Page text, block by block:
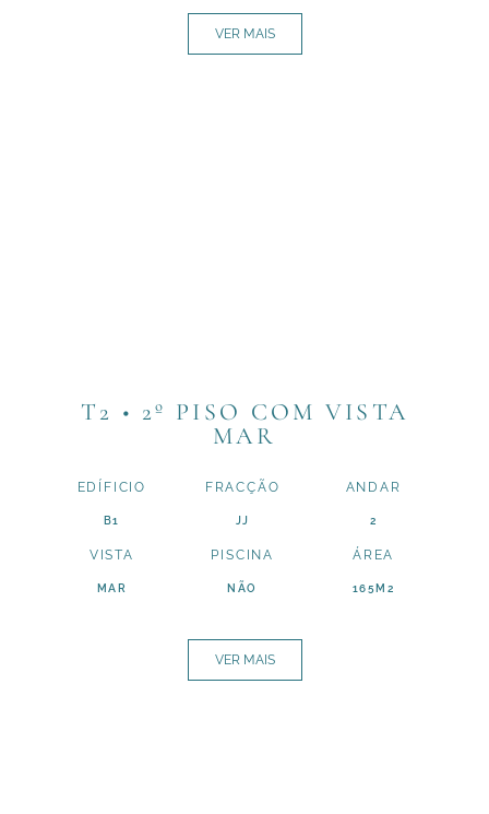
VER MAIS
T2 • 2º PISO COM VISTA
MAR
EDÍFICIO
B1
FRACÇÃO
JJ
ANDAR
2
VISTA
MAR
PISCINA
NÃO
ÁREA
165M2
VER MAIS